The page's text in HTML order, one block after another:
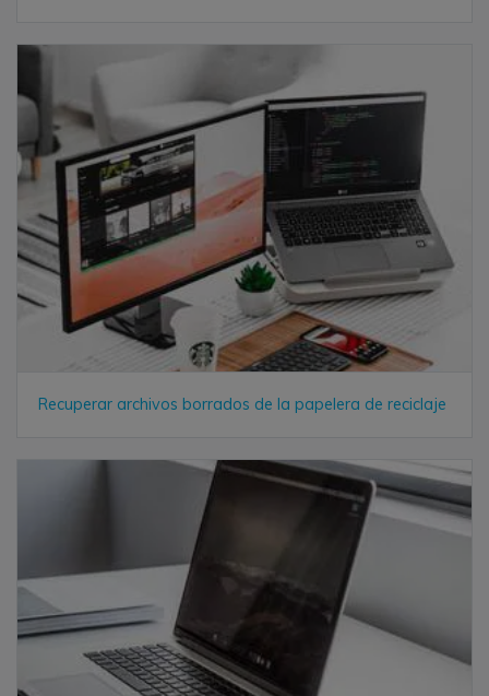
Recuperar archivos borrados de la papelera de reciclaje